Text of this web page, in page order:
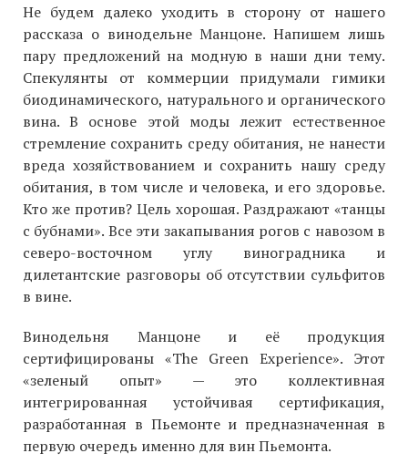
Не будем далеко уходить в сторону от нашего
рассказа о винодельне Манцоне. Напишем лишь
пару предложений на модную в наши дни тему.
Спекулянты от коммерции придумали гимики
биодинамического, натурального и органического
вина. В основе этой моды лежит естественное
стремление сохранить среду обитания, не нанести
вреда хозяйствованием и сохранить нашу среду
обитания, в том числе и человека, и его здоровье.
Кто же против? Цель хорошая. Раздражают «танцы
с бубнами». Все эти закапывания рогов с навозом в
северо-восточном углу виноградника и
дилетантские разговоры об отсутствии сульфитов
в вине.
Винодельня Манцоне и её продукция
сертифицированы «The Green Experience». Этот
«зеленый опыт» — это коллективная
интегрированная устойчивая сертификация,
разработанная в Пьемонте и предназначенная в
первую очередь именно для вин Пьемонта.